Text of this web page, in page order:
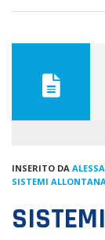
INSERITO DA
SISTEMI